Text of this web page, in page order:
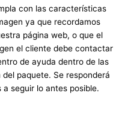
con las características
ya que recordamos
página web, o que el
el cliente debe contactar
de ayuda dentro de las
paquete. Se responderá
seguir lo antes posible.